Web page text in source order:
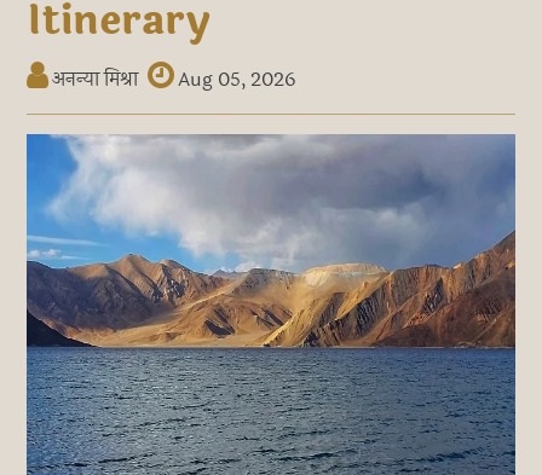
Itinerary
अनन्या मिश्रा Aug 05, 2026